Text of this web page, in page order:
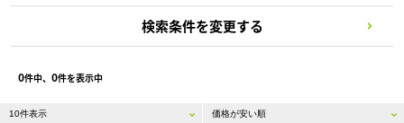
検索条件を変更する
0件中、 0件を表示中